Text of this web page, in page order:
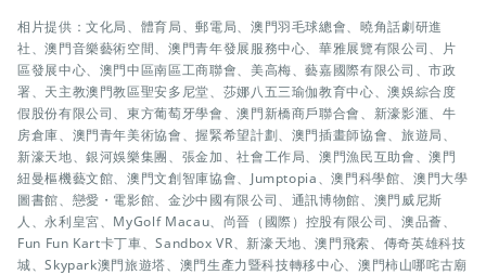
相片提供：文化局、體育局、郵電局、澳門羽毛球總會、曉角話劇研進
社、澳門音樂藝術空間、澳門青年發展服務中心、華雅展覽有限公司、片
區發展中心、澳門中區南區工商聯會、美高梅、藝嘉國際有限公司、市政
署、天主教澳門教區聖安多尼堂、莎娜八五三瑜伽教育中心、澳娛綜合度
假股份有限公司、東方葡萄牙學會、澳門新橋商戶聯合會、新濠影滙、牛
房倉庫、澳門青年美術協會、握緊希望計劃、澳門插畫師協會、旅遊局、
新濠天地、銀河娛樂集團、張金加、社會工作局、澳門漁民互助會、澳門
紐曼樞機藝文館、澳門文創智庫協會、Jumptopia、澳門科學館、澳門大學
圖書館、戀愛・電影館、金沙中國有限公司、通訊博物館、澳門威尼斯
人、永利皇宮、MyGolf Macau、尚晉（國際）控股有限公司、澳品薈、
Fun Fun Kart卡丁車、Sandbox VR、新濠天地、澳門飛索、傳奇英雄科技
城、Skypark澳門旅遊塔、澳門生產力暨科技轉移中心、澳門柿山哪咤古廟